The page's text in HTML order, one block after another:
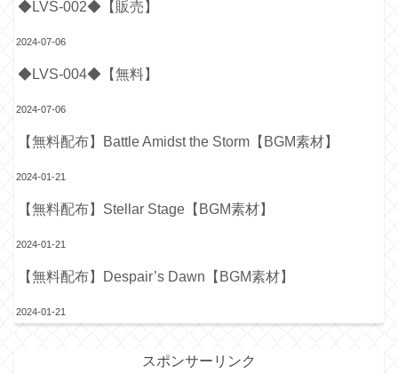
◆LVS-002◆【販売】
2024-07-06
◆LVS-004◆【無料】
2024-07-06
【無料配布】Battle Amidst the Storm【BGM素材】
2024-01-21
【無料配布】Stellar Stage【BGM素材】
2024-01-21
【無料配布】Despair’s Dawn【BGM素材】
2024-01-21
スポンサーリンク